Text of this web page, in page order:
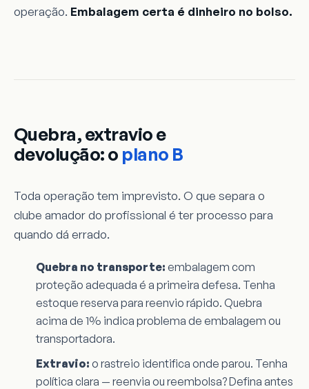
operação. Embalagem certa é dinheiro no bolso.
Quebra, extravio e
devolução: o plano B
Toda operação tem imprevisto. O que separa o
clube amador do profissional é ter processo para
quando dá errado.
Quebra no transporte: embalagem com
proteção adequada é a primeira defesa. Tenha
estoque reserva para reenvio rápido. Quebra
acima de 1% indica problema de embalagem ou
transportadora.
Extravio: o rastreio identifica onde parou. Tenha
política clara — reenvia ou reembolsa? Defina antes